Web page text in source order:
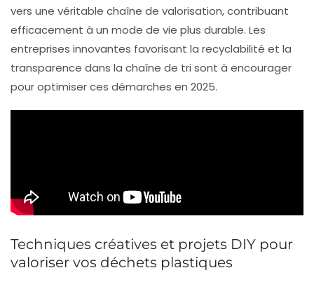
vers une véritable chaîne de valorisation, contribuant
efficacement à un mode de vie plus durable. Les
entreprises innovantes favorisant la recyclabilité et la
transparence dans la chaîne de tri sont à encourager
pour optimiser ces démarches en 2025.
Techniques créatives et projets DIY pour
valoriser vos déchets plastiques